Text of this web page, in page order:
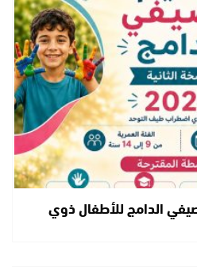
الدامج للأطفال ذوي